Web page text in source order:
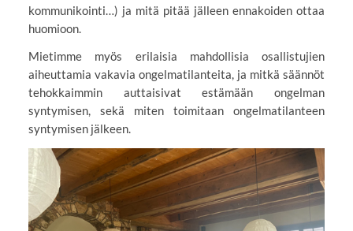
kommunikointi…) ja mitä pitää jälleen ennakoiden ottaa
huomioon.
Mietimme myös erilaisia mahdollisia osallistujien
aiheuttamia vakavia ongelmatilanteita, ja mitkä säännöt
tehokkaimmin auttaisivat estämään ongelman
syntymisen, sekä miten toimitaan ongelmatilanteen
syntymisen jälkeen.